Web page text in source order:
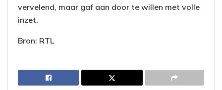
vervelend, maar gaf aan door te willen met volle
inzet.
Bron: RTL